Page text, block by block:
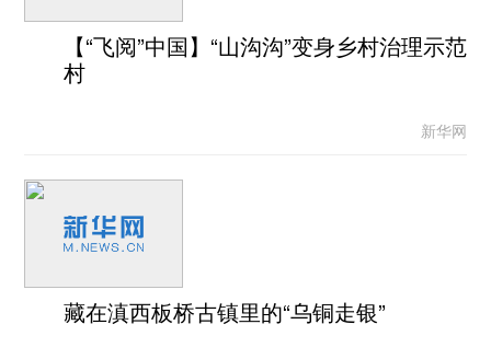
【“飞阅”中国】“山沟沟”变身乡村治理示范
村
新华网
藏在滇西板桥古镇里的“乌铜走银”